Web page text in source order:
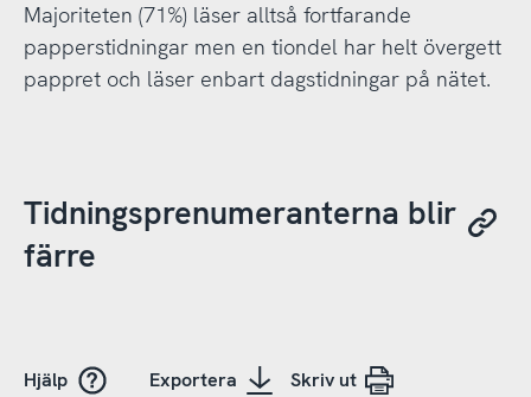
Majoriteten (71%) läser alltså fortfarande
papperstidningar men en tiondel har helt övergett
pappret och läser enbart dagstidningar på nätet.
Tidningsprenumeranterna blir
färre
Hjälp Exportera Skriv ut